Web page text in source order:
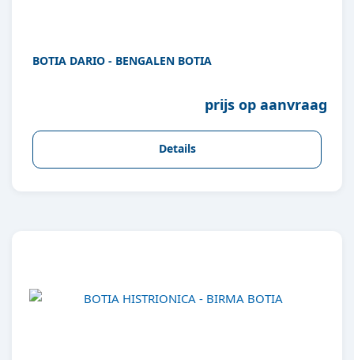
BOTIA DARIO - BENGALEN BOTIA
prijs op aanvraag
Details